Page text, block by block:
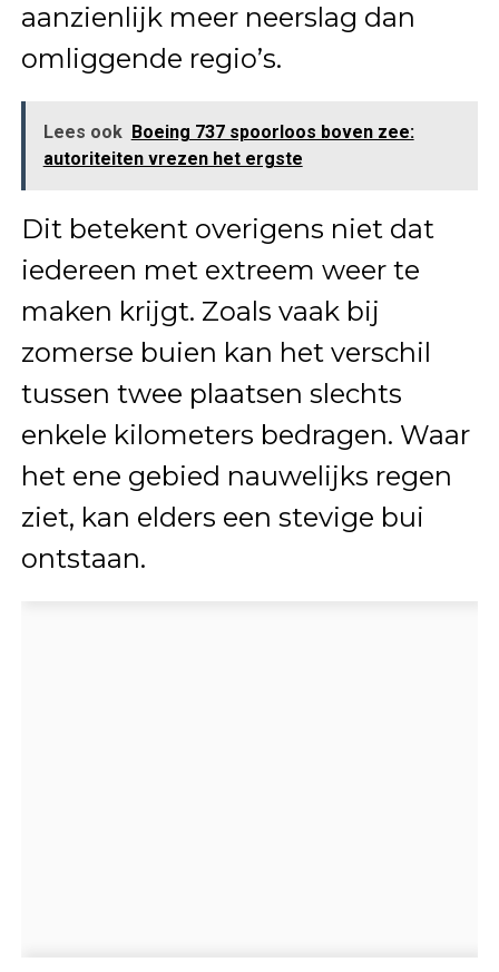
aanzienlijk meer neerslag dan
omliggende regio’s.
Lees ook Boeing 737 spoorloos boven zee:
autoriteiten vrezen het ergste
Dit betekent overigens niet dat
iedereen met extreem weer te
maken krijgt. Zoals vaak bij
zomerse buien kan het verschil
tussen twee plaatsen slechts
enkele kilometers bedragen. Waar
het ene gebied nauwelijks regen
ziet, kan elders een stevige bui
ontstaan.